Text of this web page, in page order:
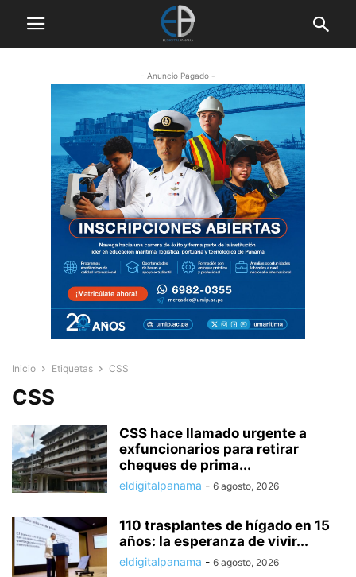
- Anuncio Pagado -
Inicio Etiquetas CSS
CSS
CSS hace llamado urgente a
exfuncionarios para retirar
cheques de prima...
eldigitalpanama - 6 agosto, 2026
110 trasplantes de hígado en 15
años: la esperanza de vivir...
eldigitalpanama - 6 agosto, 2026